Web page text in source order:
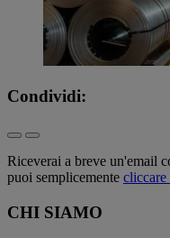
Condividi:
Riceverai a breve un'email
puoi semplicemente cliccare
CHI SIAMO